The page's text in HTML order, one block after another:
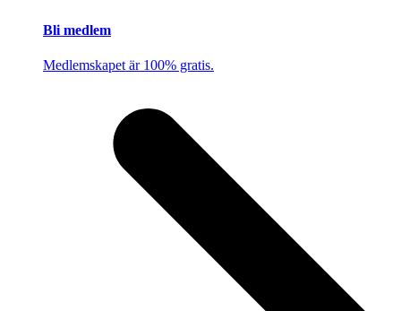
Bli medlem
Medlemskapet är 100% gratis.